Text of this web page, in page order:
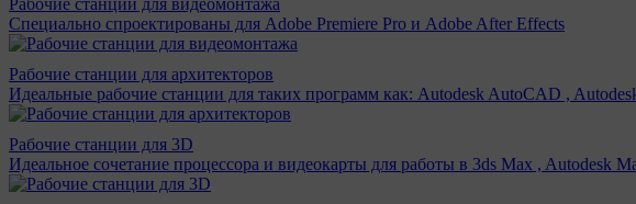
Рабочие станции для видеомонтажа
Специально спроектированы для Adobe Premiere Pro и Adobe After Effects
Рабочие станции для архитекторов
Идеальные рабочие станции для таких программ как: Autodesk AutoCAD ,
Рабочие станции для 3D
Идеальное сочетание процессора и видеокарты для работы в 3ds Max , Autodesk